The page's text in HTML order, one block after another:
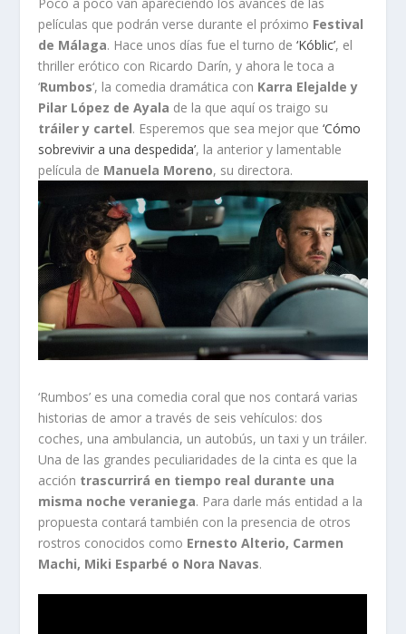
películas que podrán verse durante el próximo Festival
de Málaga. Hace unos días fue el turno de‘Kóblic’, el
thriller erótico con Ricardo Darín, y ahora le toca a
‘Rumbos‘, la comedia dramática con Karra Elejalde y
Pilar López de Ayala de la que aquí os traigo su
tráiler y cartel. Esperemos que sea mejor que‘Cómo
sobrevivir a una despedida’, la anterior y lamentable
película de Manuela Moreno, su directora.
‘Rumbos’ es una comedia coral que nos contará varias
historias de amor a través de seis vehículos: dos
coches, una ambulancia, un autobús, un taxi y un tráiler.
Una de las grandes peculiaridades de la cinta es que la
acción trascurrirá en tiempo real durante una
misma noche veraniega. Para darle más entidad a la
propuesta contará también con la presencia de otros
rostros conocidos como Ernesto Alterio, Carmen
Machi, Miki Esparbé o Nora Navas.